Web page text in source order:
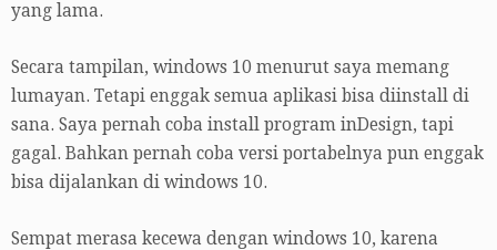
yang lama.
Secara tampilan, windows 10 menurut saya memang
lumayan. Tetapi enggak semua aplikasi bisa diinstall di
sana. Saya pernah coba install program inDesign, tapi
gagal. Bahkan pernah coba versi portabelnya pun enggak
bisa dijalankan di windows 10.
Sempat merasa kecewa dengan windows 10, karena